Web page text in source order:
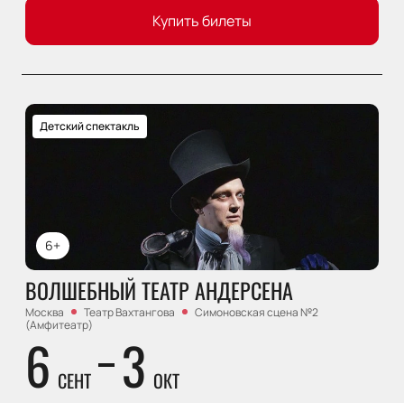
Купить билеты
6+
Детский спектакль
ВОЛШЕБНЫЙ ТЕАТР АНДЕРСЕНА
Москва Театр Вахтангова
Симоновская сцена №2
(Амфитеатр)
6 СЕНТ 3 ОКТ